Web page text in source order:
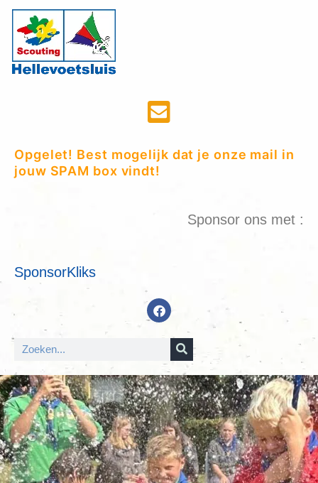
Opgelet! Best mogelijk dat je onze mail in
jouw SPAM box vindt!
Sponsor ons met :
SponsorKliks